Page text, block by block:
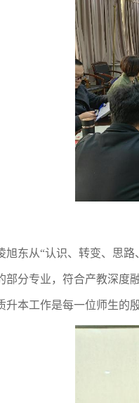
旭东从“认识、转变、思
部分专业，符合产教深度
本工作是每一位师生的